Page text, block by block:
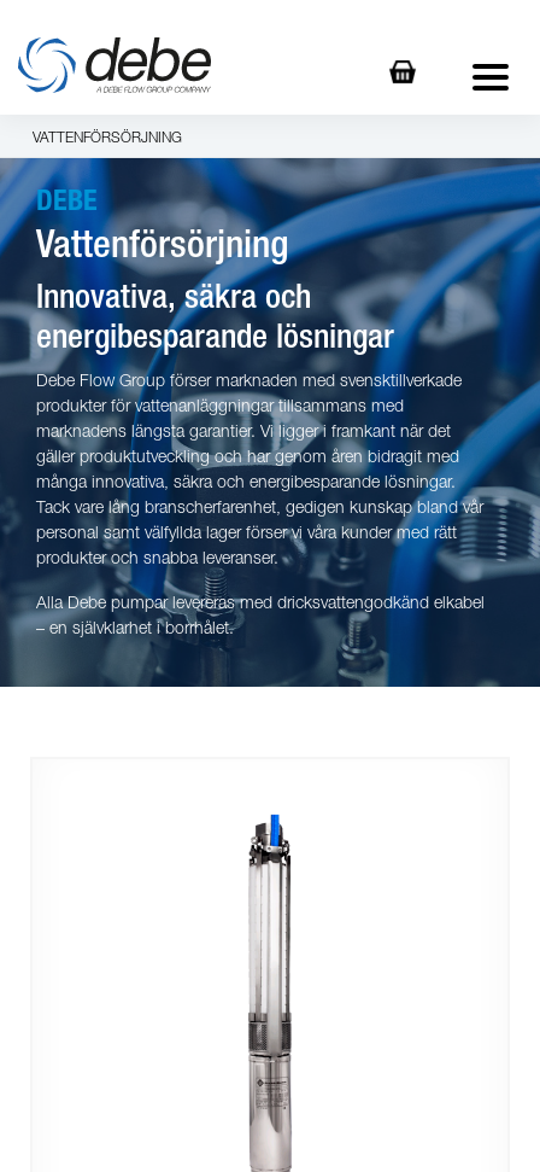
VATTENFÖRSÖRJNING
DEBE
Vattenförsörjning
Innovativa, säkra och
energibesparande lösningar
Debe Flow Group förser marknaden med svensktillverkade
produkter för vattenanläggningar tillsammans med
marknadens längsta garantier. Vi ligger i framkant när det
gäller produktutveckling och har genom åren bidragit med
många innovativa, säkra och energibesparande lösningar.
Tack vare lång branscherfarenhet, gedigen kunskap bland vår
personal samt välfyllda lager förser vi våra kunder med rätt
produkter och snabba leveranser.
Alla Debe pumpar levereras med dricksvattengodkänd elkabel
– en självklarhet i borrhålet.